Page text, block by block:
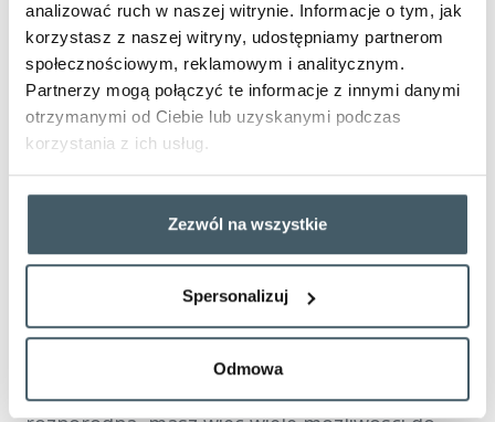
analizować ruch w naszej witrynie. Informacje o tym, jak
korzystasz z naszej witryny, udostępniamy partnerom
społecznościowym, reklamowym i analitycznym.
Partnerzy mogą połączyć te informacje z innymi danymi
otrzymanymi od Ciebie lub uzyskanymi podczas
korzystania z ich usług.
Zezwól na wszystkie
Spersonalizuj
Odmowa
Ferie z dzieckiem w
mieście? 10 miejsc które
warto dodać do listy
najciekawszych
pomysłów na ferie w
Polsce
Ferie z dzieckiem w mieście? Z POLREGIO
dojedziecie do najciekawszych miejsc w Polsce.
W którym mieście można spędzić perfekcyjne
ferie z dzieckiem? Polska jest niezwykle